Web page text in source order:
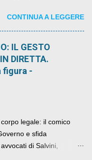
il contrario.
CONTINUA A LEGGERE
IL GESTO
DIRETTA.
figura -
legale: il comico
e sfida
di Salvini,